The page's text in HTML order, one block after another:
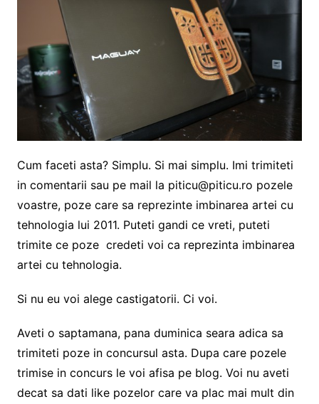
Cum faceti asta? Simplu. Si mai simplu. Imi trimiteti
in comentarii sau pe mail la piticu@piticu.ro pozele
voastre, poze care sa reprezinte imbinarea artei cu
tehnologia lui 2011. Puteti gandi ce vreti, puteti
trimite ce poze credeti voi ca reprezinta imbinarea
artei cu tehnologia.
Si nu eu voi alege castigatorii. Ci voi.
Aveti o saptamana, pana duminica seara adica sa
trimiteti poze in concursul asta. Dupa care pozele
trimise in concurs le voi afisa pe blog. Voi nu aveti
decat sa dati like pozelor care va plac mai mult din